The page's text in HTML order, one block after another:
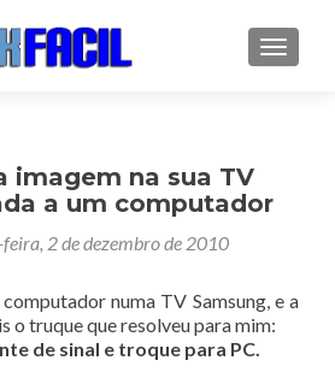
imagem na sua TV
a um computador
2 de dezembro de 2010
numa TV Samsung, e a
o truque que resolveu para mim:
de sinal e troque para PC.